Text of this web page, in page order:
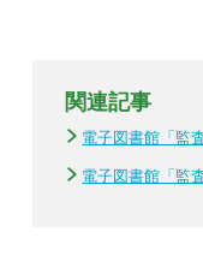
関連記事
電子図書館「監
電子図書館「監